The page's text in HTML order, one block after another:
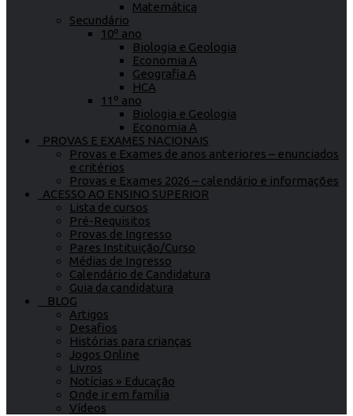
Matemática
Secundário
10º ano
Biologia e Geologia
Economia A
Geografia A
HCA
11º ano
Biologia e Geologia
Economia A
PROVAS E EXAMES NACIONAIS
Provas e Exames de anos anteriores – enunciados
e critérios
Provas e Exames 2026 – calendário e informações
ACESSO AO ENSINO SUPERIOR
Lista de cursos
Pré-Requisitos
Provas de Ingresso
Pares Instituição/Curso
Médias de Ingresso
Calendário de Candidatura
Guia da candidatura
BLOG
Artigos
Desafios
Histórias para crianças
Jogos Online
Livros
Notícias » Educação
Onde ir em família
Vídeos